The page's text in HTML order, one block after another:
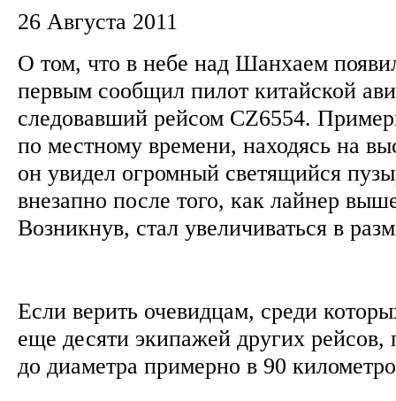
26 Августа 2011
О том, что в небе над Шанхаем
первым сообщил пилот китайской
следовавший рейсом CZ6554.
по местному времени, находясь на
он увидел огромный светящийся
внезапно после того, как лайнер
Возникнув, стал увеличиваться в
Если верить очевидцам, среди
еще десяти экипажей других рейсов,
до диаметра примерно в 90